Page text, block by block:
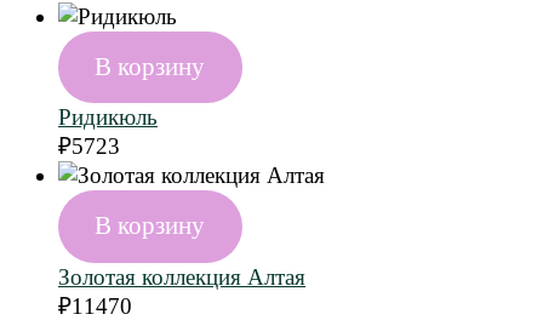
В корзину
Ридикюль
₽5723
В корзину
Золотая коллекция Алтая
₽11470